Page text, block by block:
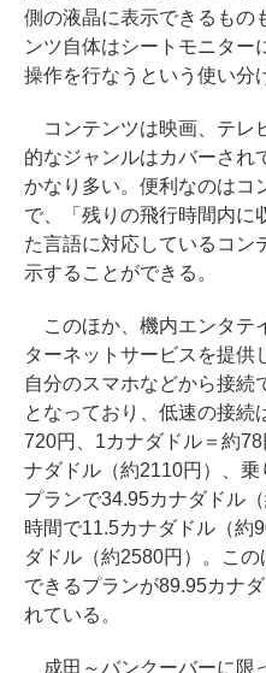
側の液晶に表示できるもの
ンツ自体はシートモニター
操作を行なうという使い分
コンテンツは映画、テレ
的なジャンルはカバーされ
かなり多い。便利なのはコ
で、「残りの飛行時間内に
た言語に対応しているコン
示することができる。
このほか、機内エンタテ
ターネットサービスを提供
自分のスマホなどから接続
となっており、低速の接続
720円、1カナダドル＝約
ナダドル（約2110円）、
プランで34.95カナダドル
時間で11.5カナダドル（約
ダドル（約2580円）。こ
できるプランが89.95カナ
れている。
成田～バンクーバーに限